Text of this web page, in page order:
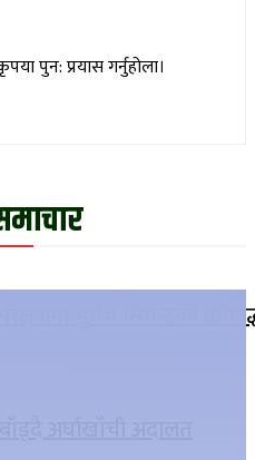
पुन: प्रयास गर्नुहोला।
भुर्गभ सिमेन्टको